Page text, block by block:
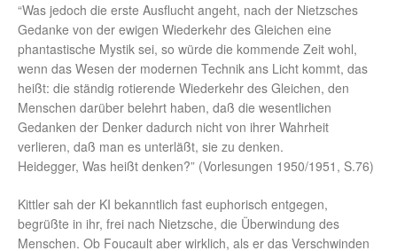
“Was jedoch die erste Ausflucht angeht, nach der Nietzsches
Gedanke von der ewigen Wiederkehr des Gleichen eine
phantastische Mystik sei, so würde die kommende Zeit wohl,
wenn das Wesen der modernen Technik ans Licht kommt, das
heißt: die ständig rotierende Wiederkehr des Gleichen, den
Menschen darüber belehrt haben, daß die wesentlichen
Gedanken der Denker dadurch nicht von ihrer Wahrheit
verlieren, daß man es unterläßt, sie zu denken.
Heidegger, Was heißt denken?” (Vorlesungen 1950/1951, S.76)
Kittler sah der KI bekanntlich fast euphorisch entgegen,
begrüßte in ihr, frei nach Nietzsche, die Überwindung des
Menschen. Ob Foucault aber wirklich, als er das Verschwinden